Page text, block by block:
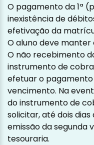
O pagamento da 1ª
inexistência de
efetivação da
O aluno deve manter
O não recebimento
instrumento de
efetuar o
vencimento. Na
do instrumento de
solicitar, até dois
emissão da segunda
tesouraria.